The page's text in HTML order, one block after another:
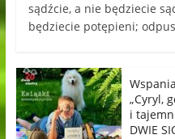
sądźcie, a nie będziecie
będziecie potępieni;
„Cyryl,
i
DWIE